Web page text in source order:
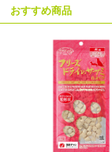
おすすめ商品